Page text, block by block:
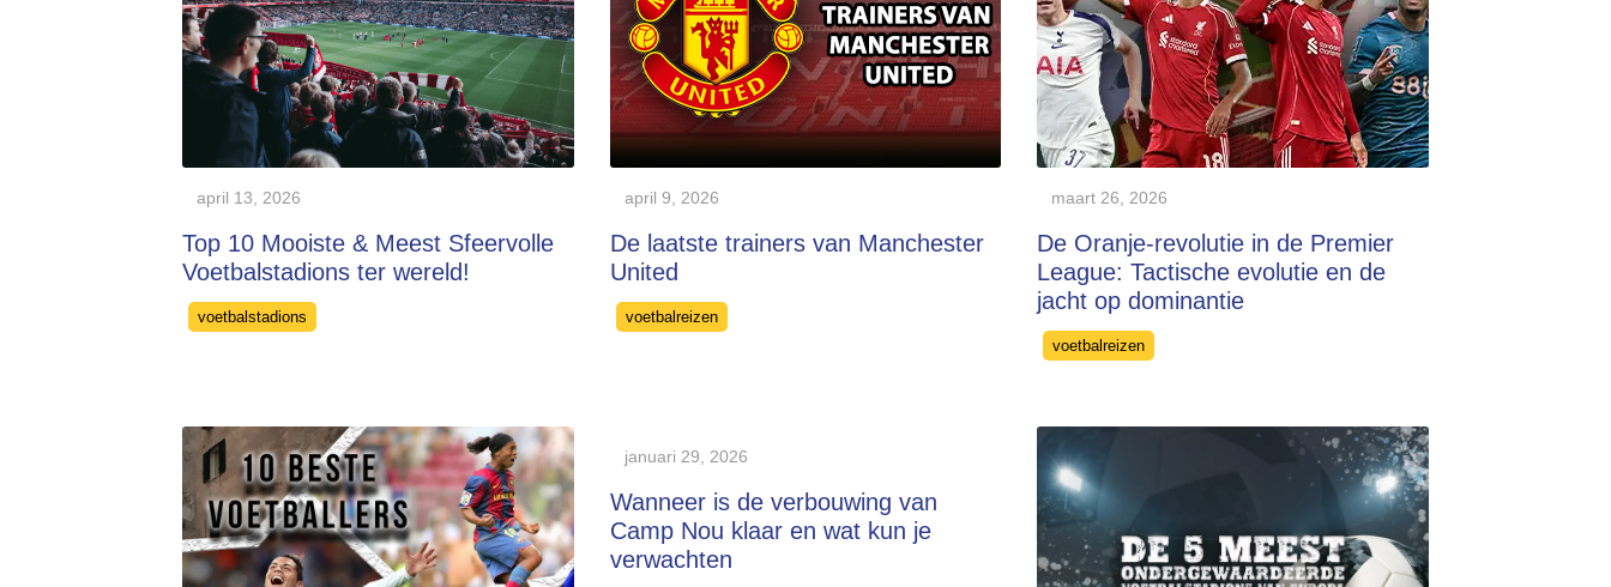
april 13, 2026
Top 10 Mooiste & Meest Sfeervolle
Voetbalstadions ter wereld!
Categories
voetbalstadions
april 9, 2026
De laatste trainers van Manchester
United
Categories
voetbalreizen
maart 26, 2026
De Oranje-revolutie in de Premier
League: Tactische evolutie en de
jacht op dominantie
Categories
voetbalreizen
januari 29, 2026
Wanneer is de verbouwing van
Camp Nou klaar en wat kun je
verwachten